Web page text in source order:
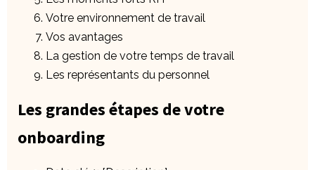
Votre environnement de travail
Vos avantages
La gestion de votre temps de travail
Les représentants du personnel
Les grandes étapes de votre
onboarding